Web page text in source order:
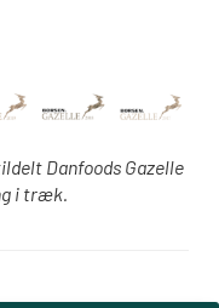
Danfoods Gazelle
i træk.